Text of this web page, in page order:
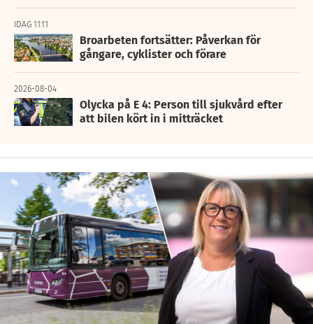
IDAG 11:11
Broarbeten fortsätter: Påverkan för
gångare, cyklister och förare
2026-08-04
Olycka på E 4: Person till sjukvård efter
att bilen kört in i mitträcket